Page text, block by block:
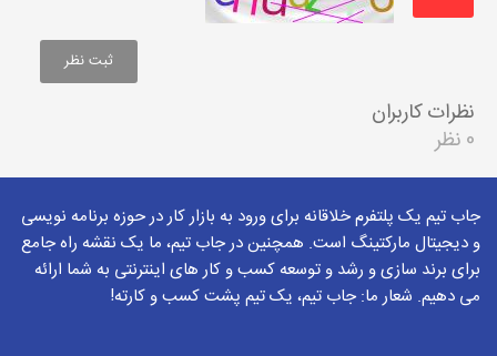
نظرات کاربران
0 نظر
جاب تیم یک پلتفرم خلاقانه برای ورود به بازار کار در حوزه برنامه نویسی
و دیجیتال مارکتینگ است. همچنین در جاب تیم، ما یک نقشه راه جامع
برای برند سازی و رشد و توسعه کسب و کار های اینترنتی به شما ارائه
می دهیم. شعار ما: جاب تیم، یک تیم پشت کسب و کارته!